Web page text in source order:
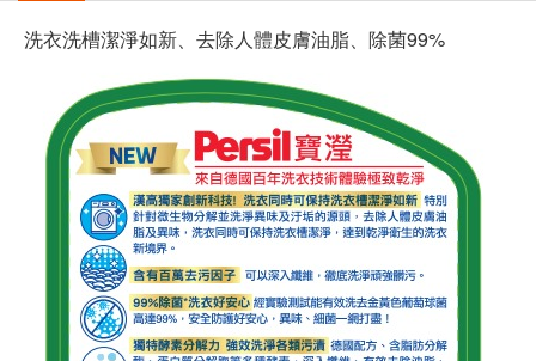
洗衣洗槽潔淨如新、去除人體皮膚油脂、除菌99%